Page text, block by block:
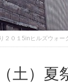
２０１5inヒルズウォー
土）夏